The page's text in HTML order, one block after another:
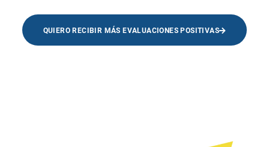
QUIERO RECIBIR MÁS EVALUACIONES POSITIVAS